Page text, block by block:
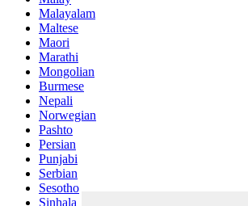
Malayalam
Maltese
Maori
Marathi
Mongolian
Burmese
Nepali
Norwegian
Pashto
Persian
Punjabi
Serbian
Sesotho
Sinhala